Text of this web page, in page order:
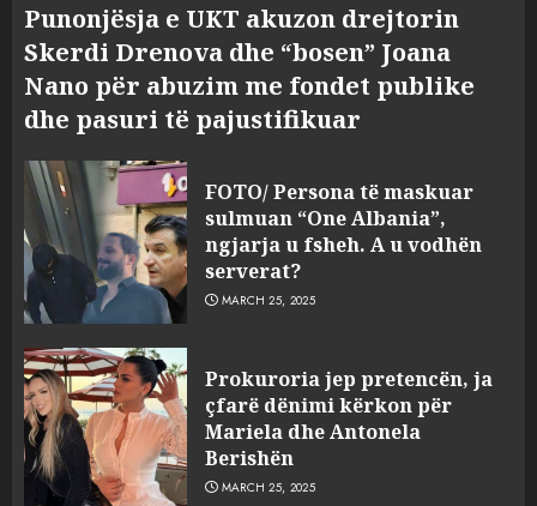
Punonjësja e UKT akuzon drejtorin
Skerdi Drenova dhe “bosen” Joana
Nano për abuzim me fondet publike
dhe pasuri të pajustifikuar
FOTO/ Persona të maskuar
sulmuan “One Albania”,
ngjarja u fsheh. A u vodhën
serverat?
MARCH 25, 2025
Prokuroria jep pretencën, ja
çfarë dënimi kërkon për
Mariela dhe Antonela
Berishën
MARCH 25, 2025